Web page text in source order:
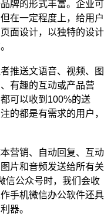
牌的形式丰富。企业可
在一定程度上，给用户
面设计，以独特的设计
推送文语音、视频、图
有趣的互动或产品营
可以收到100%的送
的都是有需求的用户，
营销、自动回复、互动
片和音频发送给所有关
信公众号时，我们会收
手机微信办公软件还具
器。